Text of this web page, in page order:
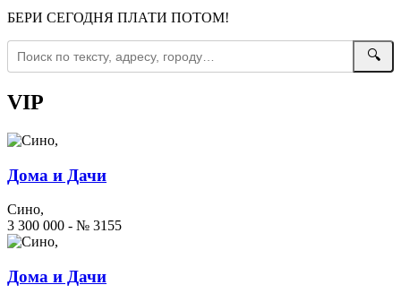
БЕРИ СЕГОДНЯ ПЛАТИ ПОТОМ!
🔍
VIP
Дома и Дачи
Сино,
3 300 000 - № 3155
Дома и Дачи